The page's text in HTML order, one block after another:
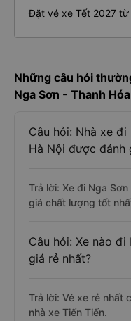
Đặt vé xe Tết 2027 từ
Những câu hỏi
Nga Sơn - Thanh Hóa
Câu hỏi: Nhà xe
Hà Nội được đánh
Trả lời: Xe đi Nga
giá chất lượng tốt
Câu hỏi: Xe nào
giá rẻ nhất?
Trả lời: Vé xe rẻ nhất
nhà xe Tiến Tiến.